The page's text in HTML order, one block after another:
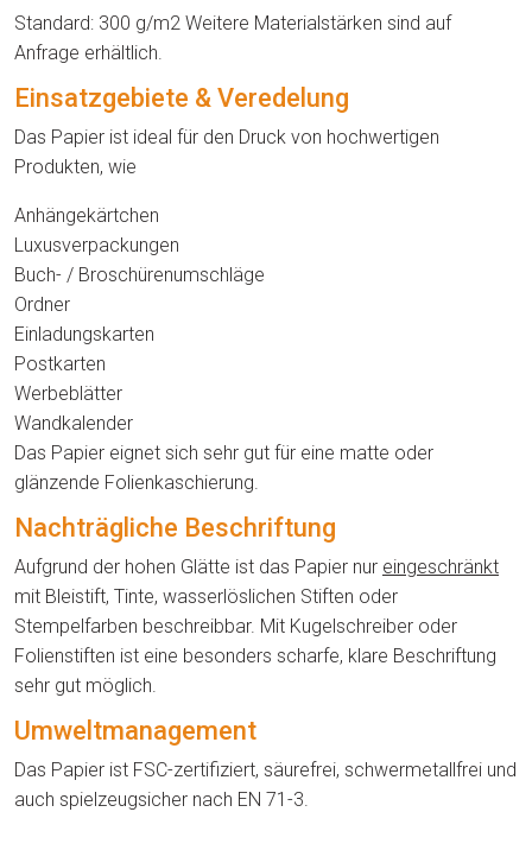
Standard: 300 g/m2 Weitere Materialstärken sind auf
Anfrage erhältlich.
Einsatzgebiete & Veredelung
Das Papier ist ideal für den Druck von hochwertigen
Produkten, wie
Anhängekärtchen
Luxusverpackungen
Buch- / Broschürenumschläge
Ordner
Einladungskarten
Postkarten
Werbeblätter
Wandkalender
Das Papier eignet sich sehr gut für eine matte oder
glänzende Folienkaschierung.
Nachträgliche Beschriftung
Aufgrund der hohen Glätte ist das Papier nur eingeschränkt
mit Bleistift, Tinte, wasserlöslichen Stiften oder
Stempelfarben beschreibbar. Mit Kugelschreiber oder
Folienstiften ist eine besonders scharfe, klare Beschriftung
sehr gut möglich.
Umweltmanagement
Das Papier ist FSC-zertifiziert, säurefrei, schwermetallfrei und
auch spielzeugsicher nach EN 71-3.